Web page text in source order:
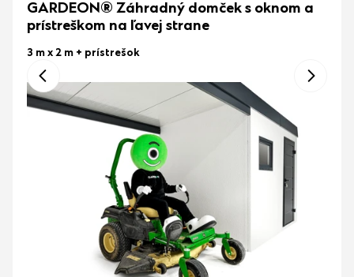
GARDEON® Záhradný domček s oknom a
prístreškom na ľavej strane
3 m x 2 m + prístrešok